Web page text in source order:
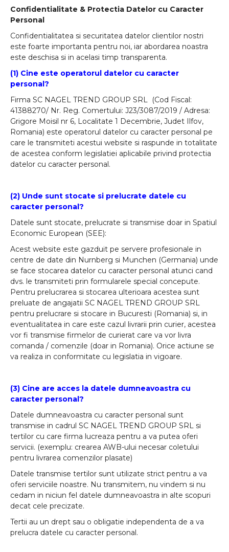
Confidentialitate & Protectia Datelor cu Caracter
Personal
Confidentialitatea si securitatea datelor clientilor nostri
este foarte importanta pentru noi, iar abordarea noastra
este deschisa si in acelasi timp transparenta.
(1) Cine este operatorul datelor cu caracter
personal?
Firma SC NAGEL TREND GROUP SRL (Cod Fiscal:
41388270/ Nr. Reg. Comertului: J23/3087/2019 / Adresa:
Grigore Moisil nr 6, Localitate 1 Decembrie, Judet Ilfov,
Romania) este operatorul datelor cu caracter personal pe
care le transmiteti acestui website si raspunde in totalitate
de acestea conform legislatiei aplicabile privind protectia
datelor cu caracter personal.
(2) Unde sunt stocate si prelucrate datele cu
caracter personal?
Datele sunt stocate, prelucrate si transmise doar in Spatiul
Economic European (SEE):
Acest website este gazduit pe servere profesionale in
centre de date din Nurnberg si Munchen (Germania) unde
se face stocarea datelor cu caracter personal atunci cand
dvs. le transmiteti prin formularele special concepute.
Pentru prelucrarea si stocarea ulterioara acestea sunt
preluate de angajatii SC NAGEL TREND GROUP SRL
pentru prelucrare si stocare in Bucuresti (Romania) si, in
eventualitatea in care este cazul livrarii prin curier, acestea
vor fi transmise firmelor de curierat care va vor livra
comanda / comenzile (doar in Romania). Orice actiune se
va realiza in conformitate cu legislatia in vigoare.
(3) Cine are acces la datele dumneavoastra cu
caracter personal?
Datele dumneavoastra cu caracter personal sunt
transmise in cadrul SC NAGEL TREND GROUP SRL si
tertilor cu care firma lucreaza pentru a va putea oferi
servicii. (exemplu: crearea AWB-ului necesar coletului
pentru livrarea comenzilor plasate)
Datele transmise tertilor sunt utilizate strict pentru a va
oferi serviciile noastre. Nu transmitem, nu vindem si nu
cedam in niciun fel datele dumneavoastra in alte scopuri
decat cele precizate.
Tertii au un drept sau o obligatie independenta de a va
prelucra datele cu caracter personal.